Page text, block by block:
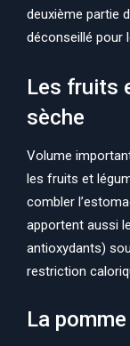
deuxième partie
déconseillé pour
Les fruits
sèche
Volume
les fruits et
combler
apportent aussi
antioxydants)
restriction
La